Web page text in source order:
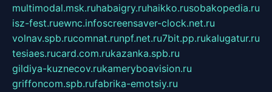
multimodal.msk.ruhabaigry.ruhaikko.rusobakopedia.ru
isz-fest.ruewnc.infoscreensaver-clock.net.ru
volnav.spb.rucomnat.runpf.net.ru7bit.pp.rukalugatur.ru
tesiaes.rucard.com.rukazanka.spb.ru
gildiya-kuznecov.rukameryboavision.ru
griffoncom.spb.rufabrika-emotsiy.ru